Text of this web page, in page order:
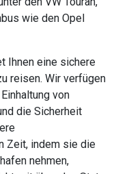
wie den Opel
Ihnen eine sichere
reisen. Wir verfügen
von
die Sicherheit
Zeit, indem sie die
nehmen,